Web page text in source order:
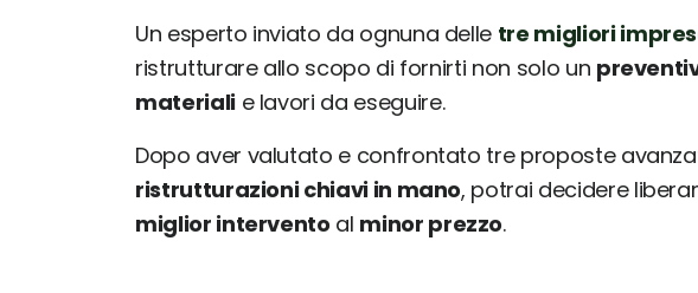
Un esperto inviato da ognuna delle tre migliori
ristrutturare allo scopo di fornirti non solo un
materialie lavori da eseguire.
Dopo aver valutato e confrontato tre proposte
ristrutturazioni chiavi in mano, potrai decidere
miglior intervento al minor prezzo.